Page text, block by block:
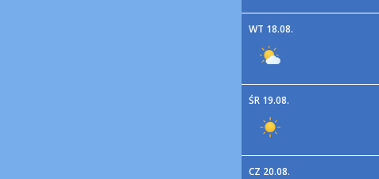
WT 18.08.
ŚR 19.08.
CZ 20.08.